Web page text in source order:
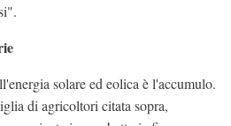
solare ed eolica è l'accumulo.
di agricoltori citata sopra,